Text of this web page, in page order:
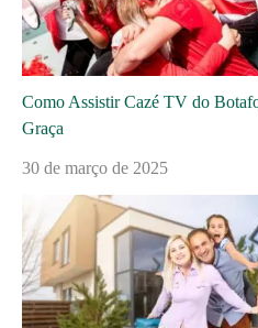
Como Assistir Cazé TV do
Graça
30 de março de 2025